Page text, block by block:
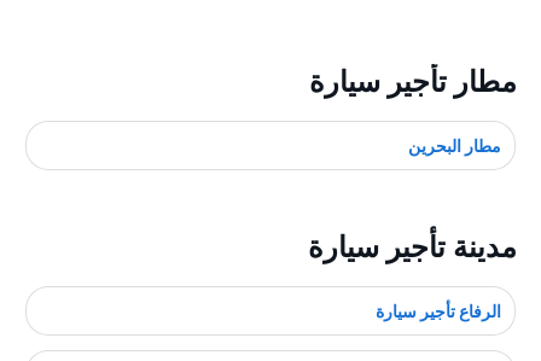
مطار تأجير سيارة
مطار البحرين
مدينة تأجير سيارة
الرفاع تأجير سيارة